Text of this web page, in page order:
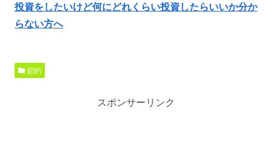
投資をしたいけど何にどれくらい投資したらいいか分か
らない方へ
節約
スポンサーリンク